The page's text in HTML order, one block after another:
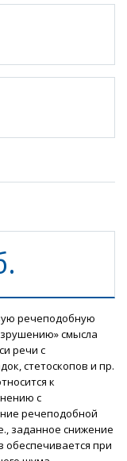
речеподобную
смысла
речи с
стетоскопов и пр.
к
с
речеподобной
заданное снижение
при